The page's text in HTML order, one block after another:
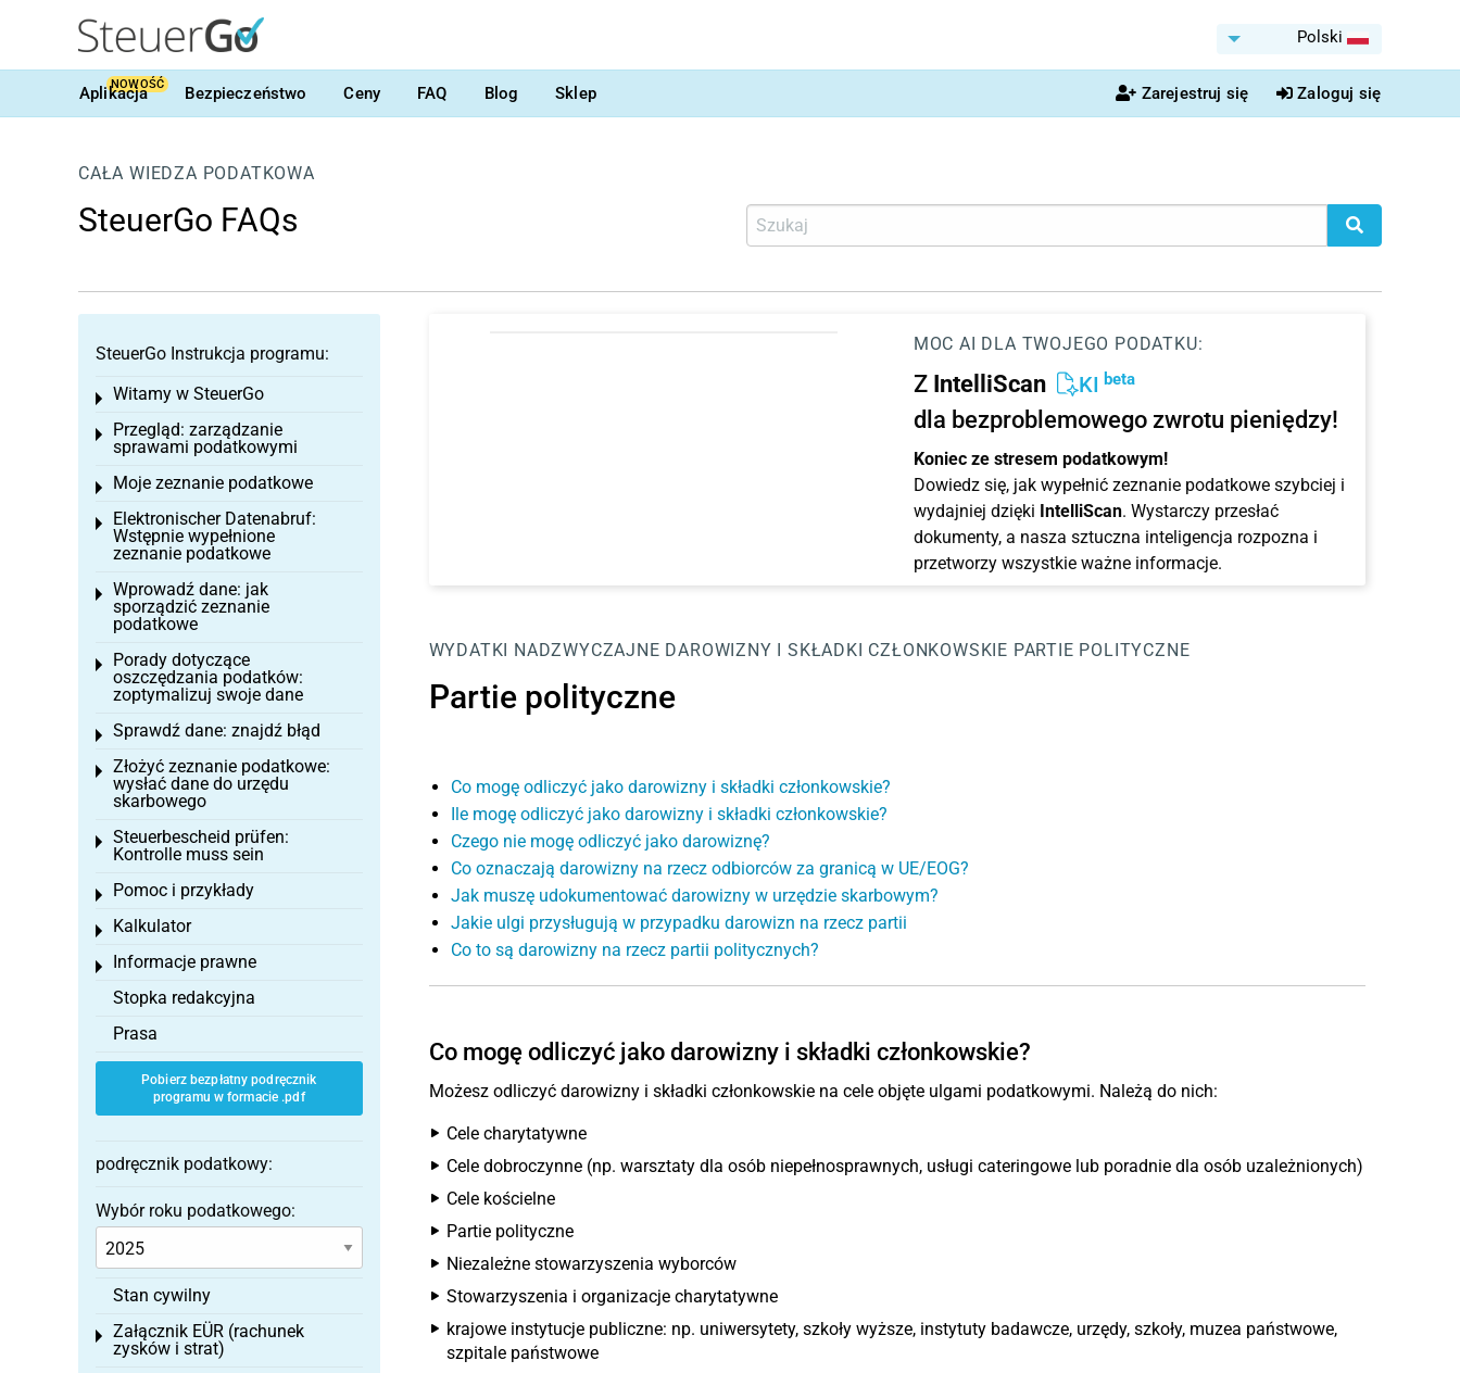
Polski
Aplikacja
NOWOŚĆ Bezpieczeństwo Ceny FAQ Blog Sklep Zarejestruj się Zaloguj się
CAŁA WIEDZA PODATKOWA
SteuerGo FAQs
MOC AI DLA TWOJEGO PODATKU:
Z IntelliScan KI beta
dla bezproblemowego zwrotu pieniędzy!
Koniec ze stresem podatkowym!
Dowiedz się, jak wypełnić zeznanie podatkowe szybciej i
wydajniej dzięki IntelliScan. Wystarczy przesłać
dokumenty, a nasza sztuczna inteligencja rozpozna i
przetworzy wszystkie ważne informacje.
WYDATKI NADZWYCZAJNE DAROWIZNY I SKŁADKI CZŁONKOWSKIE PARTIE POLITYCZNE
Partie polityczne
Co mogę odliczyć jako darowizny i składki członkowskie?
Ile mogę odliczyć jako darowizny i składki członkowskie?
Czego nie mogę odliczyć jako darowiznę?
Co oznaczają darowizny na rzecz odbiorców za granicą w UE/EOG?
Jak muszę udokumentować darowizny w urzędzie skarbowym?
Jakie ulgi przysługują w przypadku darowizn na rzecz partii
Co to są darowizny na rzecz partii politycznych?
Co mogę odliczyć jako darowizny i składki członkowskie?
Możesz odliczyć darowizny i składki członkowskie na cele objęte ulgami podatkowymi. Należą do nich:
Cele charytatywne
Cele dobroczynne (np. warsztaty dla osób niepełnosprawnych, usługi cateringowe lub poradnie dla osób uzależnionych)
Cele kościelne
Partie polityczne
Niezależne stowarzyszenia wyborców
Stowarzyszenia i organizacje charytatywne
krajowe instytucje publiczne: np. uniwersytety, szkoły wyższe, instytuty badawcze, urzędy, szkoły, muzea państwowe,
szpitale państwowe
SteuerGo Instrukcja programu:
Witamy w SteuerGo
Toggle menu
Przegląd: zarządzanie
sprawami podatkowymi
Toggle menu
Moje zeznanie podatkowe
Toggle menu
Elektronischer Datenabruf:
Wstępnie wypełnione
zeznanie podatkowe
Toggle menu
Wprowadź dane: jak
sporządzić zeznanie
podatkowe
Toggle menu
Porady dotyczące
oszczędzania podatków:
zoptymalizuj swoje dane
Toggle menu
Sprawdź dane: znajdź błąd
Toggle menu
Złożyć zeznanie podatkowe:
wysłać dane do urzędu
skarbowego
Toggle menu
Steuerbescheid prüfen:
Kontrolle muss sein
Toggle menu
Pomoc i przykłady
Toggle menu
Kalkulator
Toggle menu
Informacje prawne
Toggle menu
Stopka redakcyjna
Prasa
Pobierz bezpłatny podręcznik
programu w formacie .pdf
podręcznik podatkowy:
Wybór roku podatkowego:
Stan cywilny
Załącznik EÜR (rachunek
zysków i strat)
Toggle menu